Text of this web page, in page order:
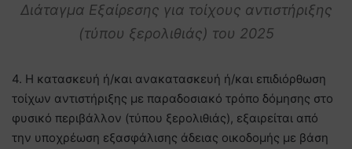
Διάταγμα Εξαίρεσης για τοίχους αντιστήριξης
(τύπου ξερολιθιάς) του 2025
4. Η κατασκευή ή/και ανακατασκευή ή/και επιδιόρθωση
τοίχων αντιστήριξης με παραδοσιακό τρόπο δόμησης στο
φυσικό περιβάλλον (τύπου ξερολιθιάς), εξαιρείται από
την υποχρέωση εξασφάλισης άδειας οικοδομής με βάση